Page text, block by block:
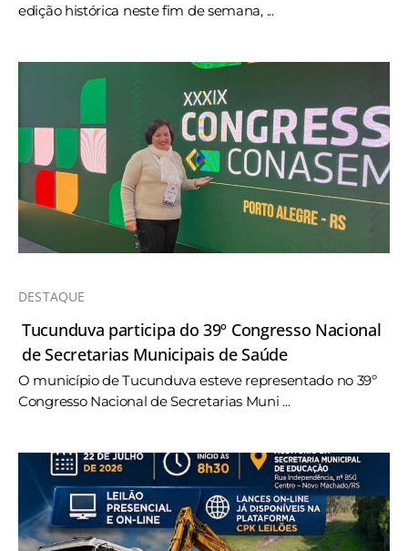
edição histórica neste fim de semana, ...
DESTAQUE
Tucunduva participa do 39º Congresso Nacional
de Secretarias Municipais de Saúde
O município de Tucunduva esteve representado no 39º
Congresso Nacional de Secretarias Muni ...